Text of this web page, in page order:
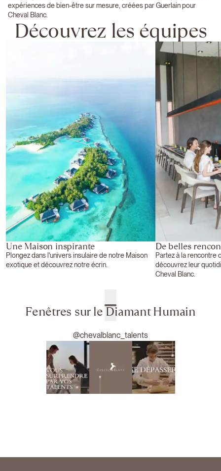
expériences de bien-être sur mesure, créées par Guerlain pour
Cheval Blanc.
Découvrez les équipes
Une Maison inspirante
Plongez dans l'univers insulaire de notre Maison
exotique et découvrez notre écrin.
De belles
Partez à la rencontre
découvrez leur
Cheval Blanc.
Fenêtres sur le Diamant Humain
@chevalblanc_talents